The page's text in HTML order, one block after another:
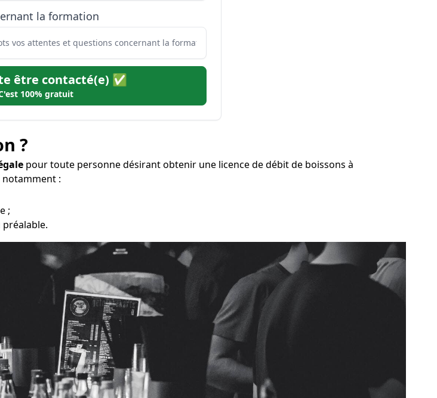
la formation
être contacté(e) ✅
100% gratuit
?
pour toute personne désirant obtenir une licence de débit de boissons à
notamment :
;